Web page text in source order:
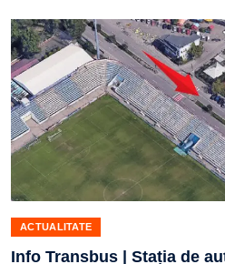
ACTUALITATE
Info Transbus | Stația de